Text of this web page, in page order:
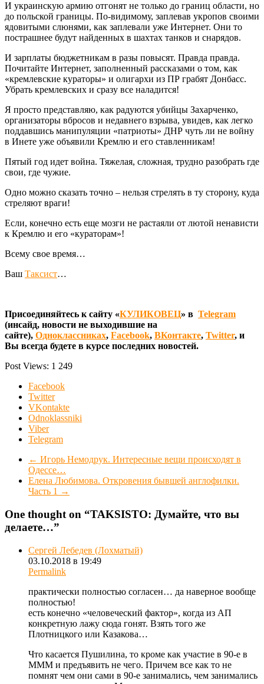
И украинскую армию отгонят не только до границ области, но
до польской границы. По-видимому, заплевав укропов своими
ядовитыми слюнями, как заплевали уже Интернет. Они то
пострашнее будут найденных в шахтах танков и снарядов.
И зарплаты бюджетникам в разы повысят. Правда правда.
Почитайте Интернет, заполненный рассказами о том, как
«кремлевские кураторы» и олигархи из ПР грабят Донбасс.
Убрать кремлевских и сразу все наладится!
Я просто представляю, как радуются убийцы Захарченко,
организаторы вбросов и недавнего взрыва, увидев, как легко
поддавшись манипуляции «патриоты» ДНР чуть ли не войну
в Инете уже объявили Кремлю и его ставленникам!
Пятый год идет война. Тяжелая, сложная, трудно разобрать где
свои, где чужие.
Одно можно сказать точно – нельзя стрелять в ту сторону, куда
стреляют враги!
Если, конечно есть еще мозги не растаяли от лютой ненависти
к Кремлю и его «кураторам»!
Всему свое время…
Ваш Таксист…
Присоединяйтесь к сайту «КУЛИКОВЕЦ» в Telegram
(инсайд, новости не выходившие на
сайте), Одноклассниках, Facebook, ВКонтакте, Twitter, и
Вы всегда будете в курсе последних новостей.
Post Views: 1 249
Facebook
Twitter
VKontakte
Odnoklassniki
Viber
Telegram
← Игорь Немодрук. Интересные вещи происходят в
Одессе…
Елена Любимова. Откровения бывшей англофилки.
Часть 1 →
One thought on “TAKSISTO: Думайте, что вы
делаете…”
Сергей Лебедев (Лохматый)
03.10.2018 в 19:49
Permalink
практически полностью согласен… да наверное вообще
полностью!
есть конечно «человеческий фактор», когда из АП
конкретную лажу сюда гонят. Взять того же
Плотницкого или Казакова…
Что касается Пушилина, то кроме как участие в 90-е в
МММ и предъявить не чего. Причем все как то не
помнят чем они сами в 90-е занимались, чем занимались